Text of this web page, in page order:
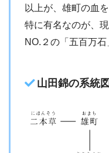
以上が、雄町の血
特に有名なのが、
NO.２の「五百万石
山田錦の系統図